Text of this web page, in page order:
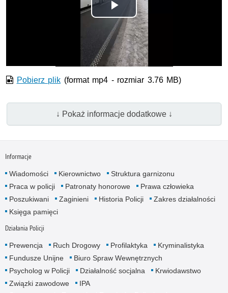
Odtwórz
wideo
Pobierz plik (format mp4 - rozmiar 3.76 MB)
↓ Pokaż informacje dodatkowe ↓
Informacje
Wiadomości Kierownictwo
Struktura garnizonu
Praca w policji
Patronaty honorowe
Prawa człowieka
Poszukiwani
Zaginieni Historia Policji
Zakres działalności
Księga pamięci
Działania Policji
Prewencja Ruch Drogowy Profilaktyka
Kryminalistyka
Fundusze Unijne
Biuro Spraw Wewnętrznych
Psycholog w Policji
Działalność socjalna
Krwiodawstwo
Związki zawodowe
IPA